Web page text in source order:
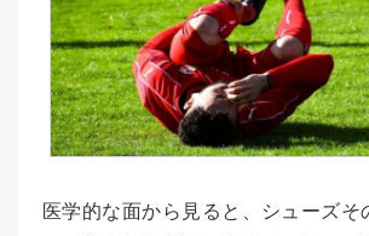
医学的な面から見ると、シューズそ